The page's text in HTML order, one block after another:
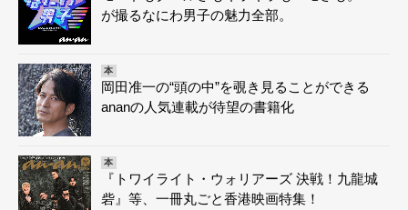
が撮るなにわ男子の魅力全部。
本
岡田准一の“頭の中”を覗き見ることができる
ananの人気連載が待望の書籍化
本
『トワイライト・ウォリアーズ 決戦！九龍城
砦』等、一冊丸ごと香港映画特集！